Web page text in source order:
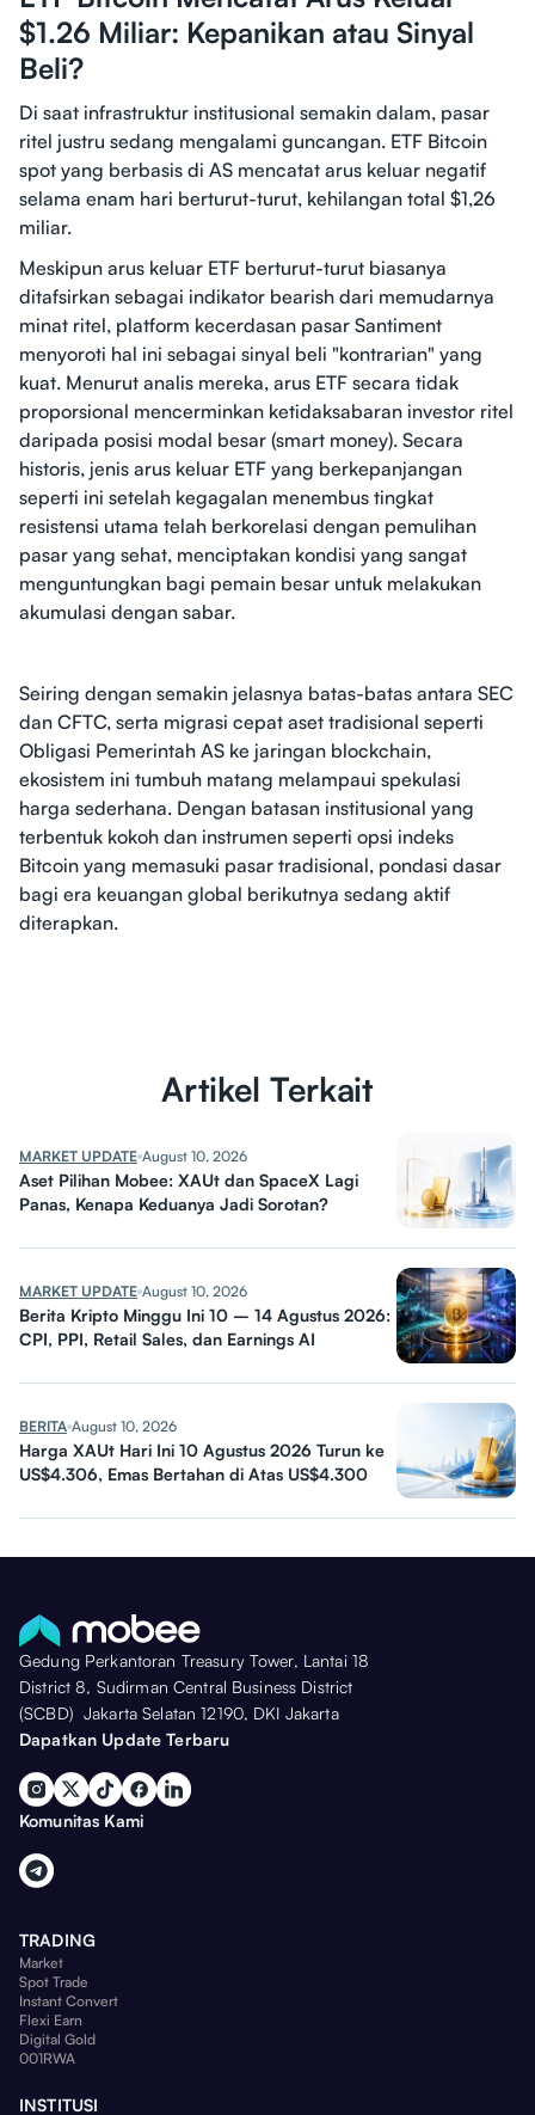
$1.26 Miliar: Kepanikan atau Sinyal
Beli?
Di saat infrastruktur institusional semakin dalam, pasar
ritel justru sedang mengalami guncangan. ETF Bitcoin
spot yang berbasis di AS mencatat arus keluar negatif
selama enam hari berturut-turut, kehilangan total $1,26
miliar.
Meskipun arus keluar ETF berturut-turut biasanya
ditafsirkan sebagai indikator bearish dari memudarnya
minat ritel, platform kecerdasan pasar Santiment
menyoroti hal ini sebagai sinyal beli "kontrarian" yang
kuat. Menurut analis mereka, arus ETF secara tidak
proporsional mencerminkan ketidaksabaran investor ritel
daripada posisi modal besar (smart money). Secara
historis, jenis arus keluar ETF yang berkepanjangan
seperti ini setelah kegagalan menembus tingkat
resistensi utama telah berkorelasi dengan pemulihan
pasar yang sehat, menciptakan kondisi yang sangat
menguntungkan bagi pemain besar untuk melakukan
akumulasi dengan sabar.
Seiring dengan semakin jelasnya batas-batas antara SEC
dan CFTC, serta migrasi cepat aset tradisional seperti
Obligasi Pemerintah AS ke jaringan blockchain,
ekosistem ini tumbuh matang melampaui spekulasi
harga sederhana. Dengan batasan institusional yang
terbentuk kokoh dan instrumen seperti opsi indeks
Bitcoin yang memasuki pasar tradisional, pondasi dasar
bagi era keuangan global berikutnya sedang aktif
diterapkan.
Artikel Terkait
MARKET UPDATE August 10, 2026
Aset Pilihan Mobee: XAUt dan SpaceX Lagi
Panas, Kenapa Keduanya Jadi Sorotan?
MARKET UPDATE August 10, 2026
Berita Kripto Minggu Ini 10 – 14 Agustus 2026:
CPI, PPI, Retail Sales, dan Earnings AI
BERITA August 10, 2026
Harga XAUt Hari Ini 10 Agustus 2026 Turun ke
US$4.306, Emas Bertahan di Atas US$4.300
Gedung Perkantoran Treasury Tower, Lantai 18
District 8, Sudirman Central Business District
(SCBD) Jakarta Selatan 12190, DKI Jakarta
Dapatkan Update Terbaru
Komunitas Kami
TRADING
Market
Spot Trade
Instant Convert
Flexi Earn
Digital Gold
001RWA
INSTITUSI